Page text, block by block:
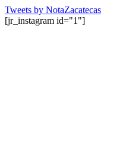
Tweets by NotaZacatecas
[jr_instagram id="1"]